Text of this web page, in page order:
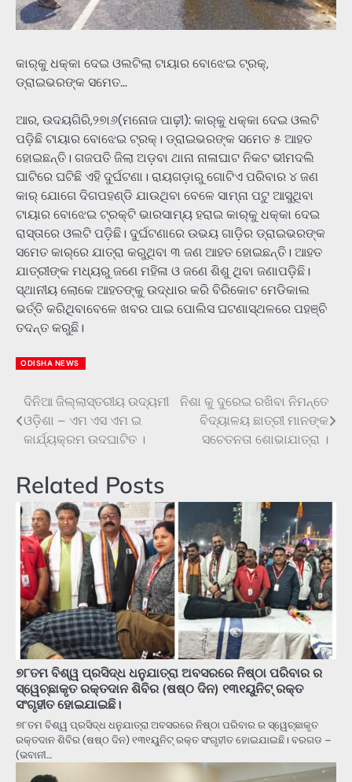
କାର୍‌କୁ ଧକ୍କା ଦେଇ ଓଲଟିଲା ଟାୟାର ବୋଝେଇ ଟ୍ରକ୍‌,
ଡ୍ରାଇଭରଙ୍କ ସମେତ…
ଆର, ଉଦୟଗିରି,୨୭ା୬(ମନୋଜ ପାଢ଼ୀ): କାର୍‌କୁ ଧକ୍କା ଦେଇ ଓଲଟି
ପଡ଼ିଛି ଟାୟାର ବୋଝେଇ ଟ୍ରକ୍‌। ଡ୍ରାଇଭରଙ୍କ ସମେତ ୫ ଆହତ
ହୋଇଛନ୍ତି। ଗଜପତି ଜିଲା ଅଡ଼ବା ଥାନା ନାଳାଘାଟ ନିକଟ ଭୀମଦଲି
ଘାଟିରେ ଘଟିଛି ଏହି ଦୁର୍ଘଟଣା। ରାୟଗଡ଼ାରୁ ଗୋଟିଏ ପରିବାର ୪ ଜଣ
କାର୍‌ ଯୋଗେ ଦିଗପହଣ୍ଡି ଯାଉଥିବା ବେଳେ ସାମ୍ନା ପଟୁ ଆସୁଥିବା
ଟାୟାର ବୋଝେଇ ଟ୍ରକ୍‌ଟି ଭାରସାମ୍ୟ ହରାଇ କାର୍‌କୁ ଧକ୍କା ଦେଇ
ରାସ୍ତାରେ ଓଲଟି ପଡ଼ିଛି। ଦୁର୍ଘଟଣାରେ ଉଭୟ ଗାଡ଼ିର ଡ୍ରାଇଭରଙ୍କ
ସମେତ କାର୍‌ରେ ଯାତ୍ରା କରୁଥିବା ୩ ଜଣ ଆହତ ହୋଇଛନ୍ତି। ଆହତ
ଯାତ୍ରୀଙ୍କ ମଧ୍ୟରୁ ଜଣେ ମହିଳା ଓ ଜଣେ ଶିଶୁ ଥିବା ଜଣାପଡ଼ିଛି।
ସ୍ଥାନୀୟ ଲୋକେ ଆହତଙ୍କୁ ଉଦ୍ଧାର କରି ବିରିକୋଟ ମେଡିକାଲ
ଭର୍ତ୍ତି କରିଥିବାବେଳେ ଖବର ପାଇ ପୋଲିସ ଘଟଣାସ୍ଥଳରେ ପହଞ୍ଚି
ତଦନ୍ତ କରୁଛି।
ODISHA NEWS
Post
navigation
ଦିନିଆ ଜିଲ୍ଲାସ୍ତରୀୟ ଉଦ୍ୟମୀ
ଓଡ଼ିଶା – ଏମ ଏସ ଏମ ଇ
କାର୍ଯ୍ୟକ୍ରମ ଉଦଘାଟିତ ।
ନିଶା କୁ ଦୁରେଇ ରଖିବା ନିମନ୍ତେ
ବିଦ୍ୟାଳୟ ଛାତ୍ରୀ ମାନଙ୍କ
ସଚେତନତା ଶୋଭାଯାତ୍ରା ।
Related Posts
୭୮ତମ ବିଶ୍ୱ ପ୍ରସିଦ୍ଧ ଧନୁଯାତ୍ରା ଅବସରରେ ନିଷ୍ଠା ପରିବାର ର
ସ୍ୱେଚ୍ଛାକୃତ ରକ୍ତଦାନ ଶିବିର (ଷଷ୍ଠ ଦିନ) ୧୩୧ୟୁନିଟ୍ ରକ୍ତ
ସଂଗୃହୀତ ହୋଇଯାଇଛି।
୭୮ତମ ବିଶ୍ୱ ପ୍ରସିଦ୍ଧ ଧନୁଯାତ୍ରା ଅବସରରେ ନିଷ୍ଠା ପରିବାର ର ସ୍ୱେଚ୍ଛାକୃତ
ରକ୍ତଦାନ ଶିବିର (ଷଷ୍ଠ ଦିନ) ୧୩୧ୟୁନିଟ୍ ରକ୍ତ ସଂଗୃହୀତ ହୋଇଯାଇଛି। ବରଗଡ –
(ଭବାନୀ…